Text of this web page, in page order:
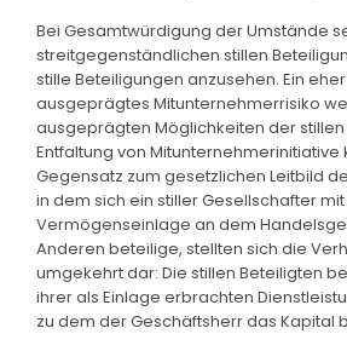
Bei Gesamtwürdigung der Umstände
streitgegenständlichen stillen
stille Beteiligungen anzusehen. Ein
ausgeprägtes Mitunternehmerrisiko
ausgeprägten Möglichkeiten der
Entfaltung von Mitunternehmerinitiative
Gegensatz zum gesetzlichen Leitbild
in dem sich ein stiller Gesellschafter
Vermögenseinlage an dem
Anderen beteilige, stellten sich die
umgekehrt dar: Die stillen Beteiligten
ihrer als Einlage erbrachten
zu dem der Geschäftsherr das Kapital